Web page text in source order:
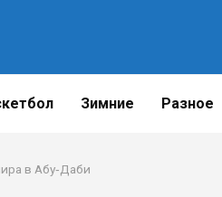
Зимние Разное
в Абу‑Даби